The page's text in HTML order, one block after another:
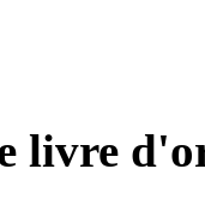
livre